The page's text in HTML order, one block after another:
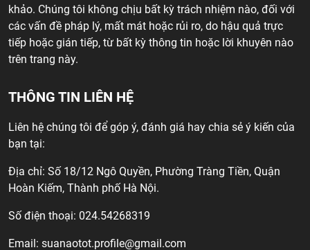
khảo. Chúng tôi không chịu bất kỳ trách nhiệm nào, đối với
các vấn đề pháp lý, mất mát hoặc rủi ro, do hậu quả trực
tiếp hoặc gián tiếp, từ bất kỳ thông tin hoặc lời khuyên nào
trên trang này.
THÔNG TIN LIÊN HỆ
Liên hệ chúng tôi để góp ý, đánh giá hay chia sẻ ý kiến của
bạn tại:
Địa chỉ: Số 18/12 Ngô Quyền, Phường Tràng Tiền, Quận
Hoàn Kiếm, Thành phố Hà Nội.
Số điện thoại: 024.54268319
Email: suanaotot.profile@gmail.com